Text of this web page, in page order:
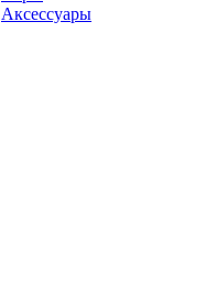
Аксессуары